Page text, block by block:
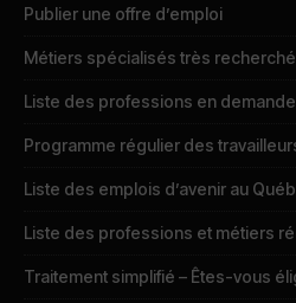
Publier une offre d’emploi
Métiers spécialisés très
Liste des professions en
Programme régulier des
Liste des emplois d’avenir au
Liste des professions et métiers
Traitement simplifié – Êtes-vous